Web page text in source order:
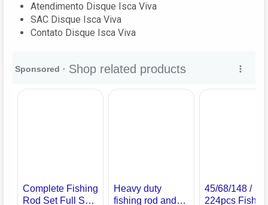
Atendimento Disque Isca Viva
SAC Disque Isca Viva
Contato Disque Isca Viva